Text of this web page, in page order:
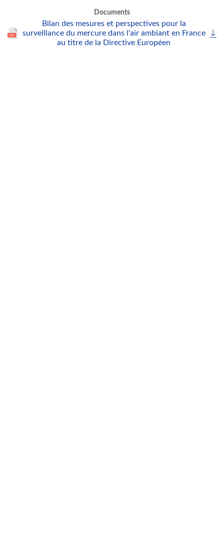
Documents
Bilan des mesures et perspectives pour la
surveillance du mercure dans l'air ambiant en France
au titre de la Directive Européen